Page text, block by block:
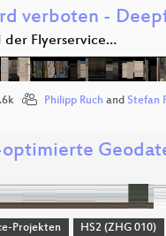
verboten -
der Flyerservice…
Philipp Ruch and Stefan
Projekten HS2 (ZHG 010)